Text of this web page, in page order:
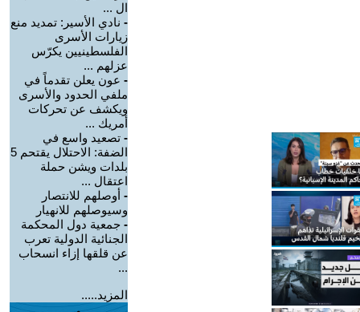
ال ...
- نادي الأسير: تمديد منع
زيارات الأسرى
الفلسطينيين يكرّس
عزلهم ...
- عون يعلن تقدماً في
ملفي الحدود والأسرى
ويكشف عن تحركات
أمريك ...
- تصعيد واسع في
الضفة: الاحتلال يقتحم 5
بلدات ويشن حملة
اعتقال ...
- أوصلهم للانتصار
وسيوصلهم للانهيار
- جمعية دول المحكمة
الجنائية الدولية تعرب
عن قلقها إزاء انسحاب
...
المزيد.....